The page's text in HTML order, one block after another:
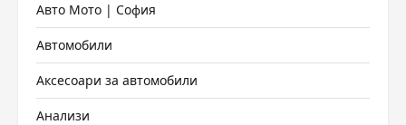
Авто Мото | София
Автомобили
Аксесоари за автомобили
Анализи